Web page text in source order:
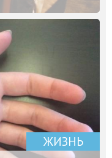
ЖИЗНЬ